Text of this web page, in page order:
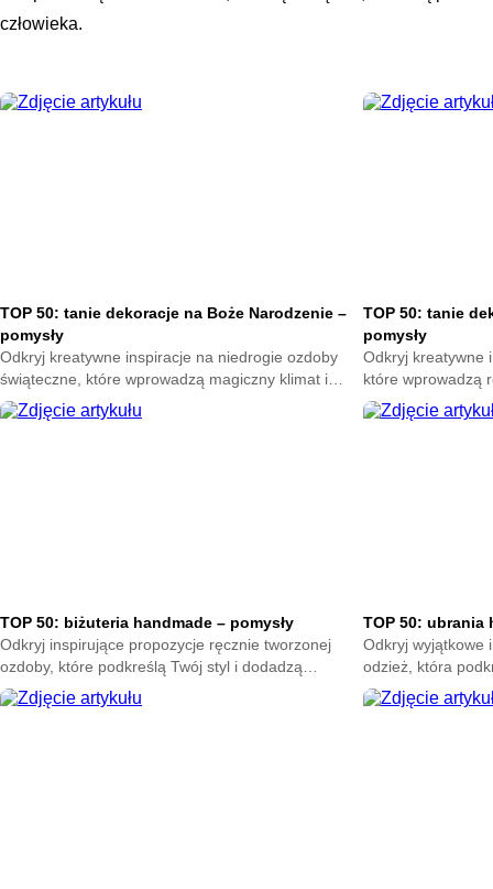
człowieka.
TOP 50: tanie dekoracje na Boże Narodzenie –
pomysły
Odkryj kreatywne inspiracje na niedrogie ozdoby
świąteczne, które wprowadzą magiczny klimat i
podkreślą wyjątkową atmosferę zimowych dni.
Sprawdź pomysły pełne uroku i prostoty.
TOP 50: tanie
pomysły
Odkryj kreatywne
które wprowadzą
wyjątkowy klimat
uroku i prostoty.
TOP 50: biżuteria handmade – pomysły
Odkryj inspirujące propozycje ręcznie tworzonej
ozdoby, które podkreślą Twój styl i dodadzą
wyjątkowego charakteru. Sprawdź kreatywne
rozwiązania pełne pasji i oryginalności.
TOP 50: ubrania
Odkryj wyjątkowe
odzież, która
charakteru
rozwiązania